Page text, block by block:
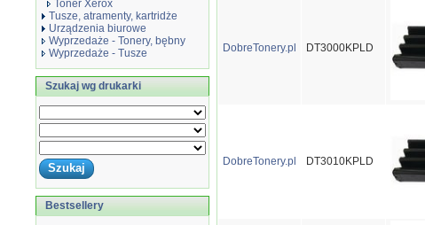
Toner Xerox
Tusze, atramenty, kartridże
Urządzenia biurowe
Wyprzedaże - Tonery, bębny
Wyprzedaże - Tusze
Szukaj wg drukarki
Bestsellery
DobreTonery.pl DT3000KPLD
DobreTonery.pl DT3010KPLD